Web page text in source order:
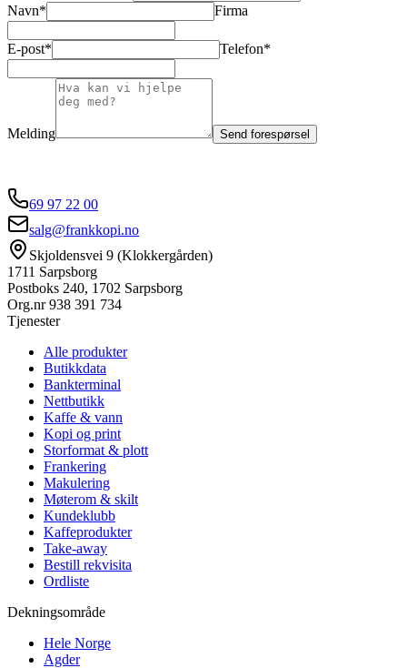
Navn*
Firma
E-post* Telefon*
Melding Send forespørsel
69 97 22 00
salg@frankkopi.no
Skjoldensvei 9 (Klokkergården)
1711 Sarpsborg
Postboks 240, 1702 Sarpsborg
Org.nr938 391 734
Tjenester
Alle produkter
Butikkdata
Bankterminal
Nettbutikk
Kaffe & vann
Kopi og print
Storformat & plott
Frankering
Makulering
Møterom & skilt
Kundeklubb
Kaffeprodukter
Take-away
Bestill rekvisita
Ordliste
Dekningsområde
Hele Norge
Agder